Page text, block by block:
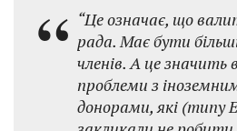
“Це означає, що
рада. Має бути
членів. А це значить
проблеми з
донорами, які (типу